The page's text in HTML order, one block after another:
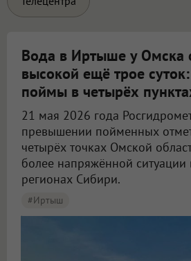
Вода в Иртыше у Омска
высокой ещё трое
поймы в четырёх
21 мая 2026 года
превышении пойменных
четырёх точках Омской
более напряжённой ситуации
регионах Сибири.
#Иртыш